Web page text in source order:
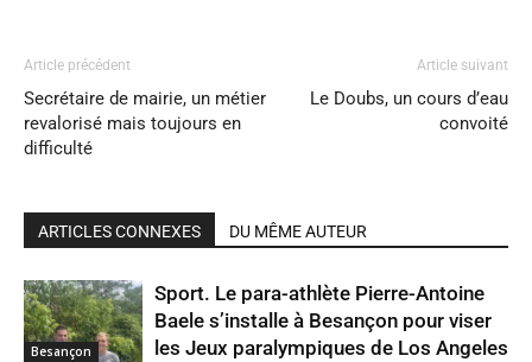
Article précédent
Secrétaire de mairie, un métier
revalorisé mais toujours en
difficulté
Article suivant
Le Doubs, un cours d’eau
convoité
ARTICLES CONNEXES DU MÊME AUTEUR
Besançon
Sport. Le para-athlète Pierre-Antoine
Baele s’installe à Besançon pour viser
les Jeux paralympiques de Los Angeles